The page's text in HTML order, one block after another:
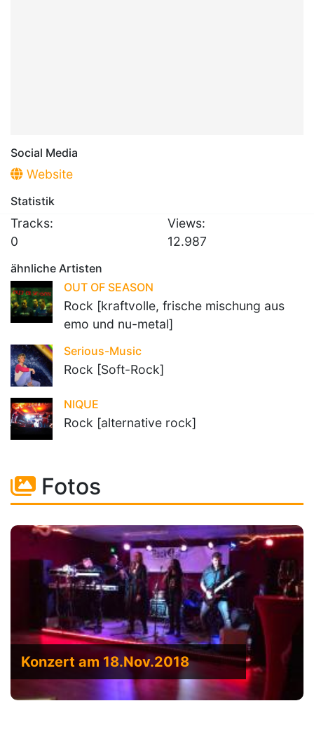
Social Media
Website
Statistik
Tracks:
0
Views:
12.987
ähnliche Artisten
OUT OF SEASON
Rock [kraftvolle, frische mischung aus
emo und nu-metal]
Serious-Music
Rock [Soft-Rock]
NIQUE
Rock [alternative rock]
Fotos
Konzert am 18.Nov.2018